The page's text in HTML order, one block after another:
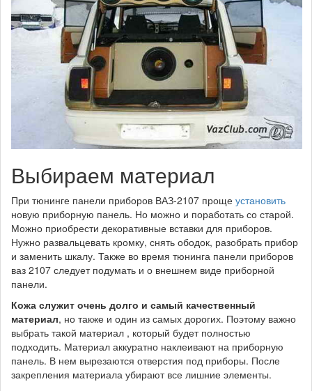
Выбираем материал
При тюнинге панели приборов ВАЗ-2107 проще установить
новую приборную панель. Но можно и поработать со старой.
Можно приобрести декоративные вставки для приборов.
Нужно развальцевать кромку, снять ободок, разобрать прибор
и заменить шкалу. Также во время тюнинга панели приборов
ваз 2107 следует подумать и о внешнем виде приборной
панели.
Кожа служит очень долго и самый качественный
материал, но также и один из самых дорогих. Поэтому важно
выбрать такой материал , который будет полностью
подходить. Материал аккуратно наклеивают на приборную
панель. В нем вырезаются отверстия под приборы. После
закрепления материала убирают все лишние элементы.